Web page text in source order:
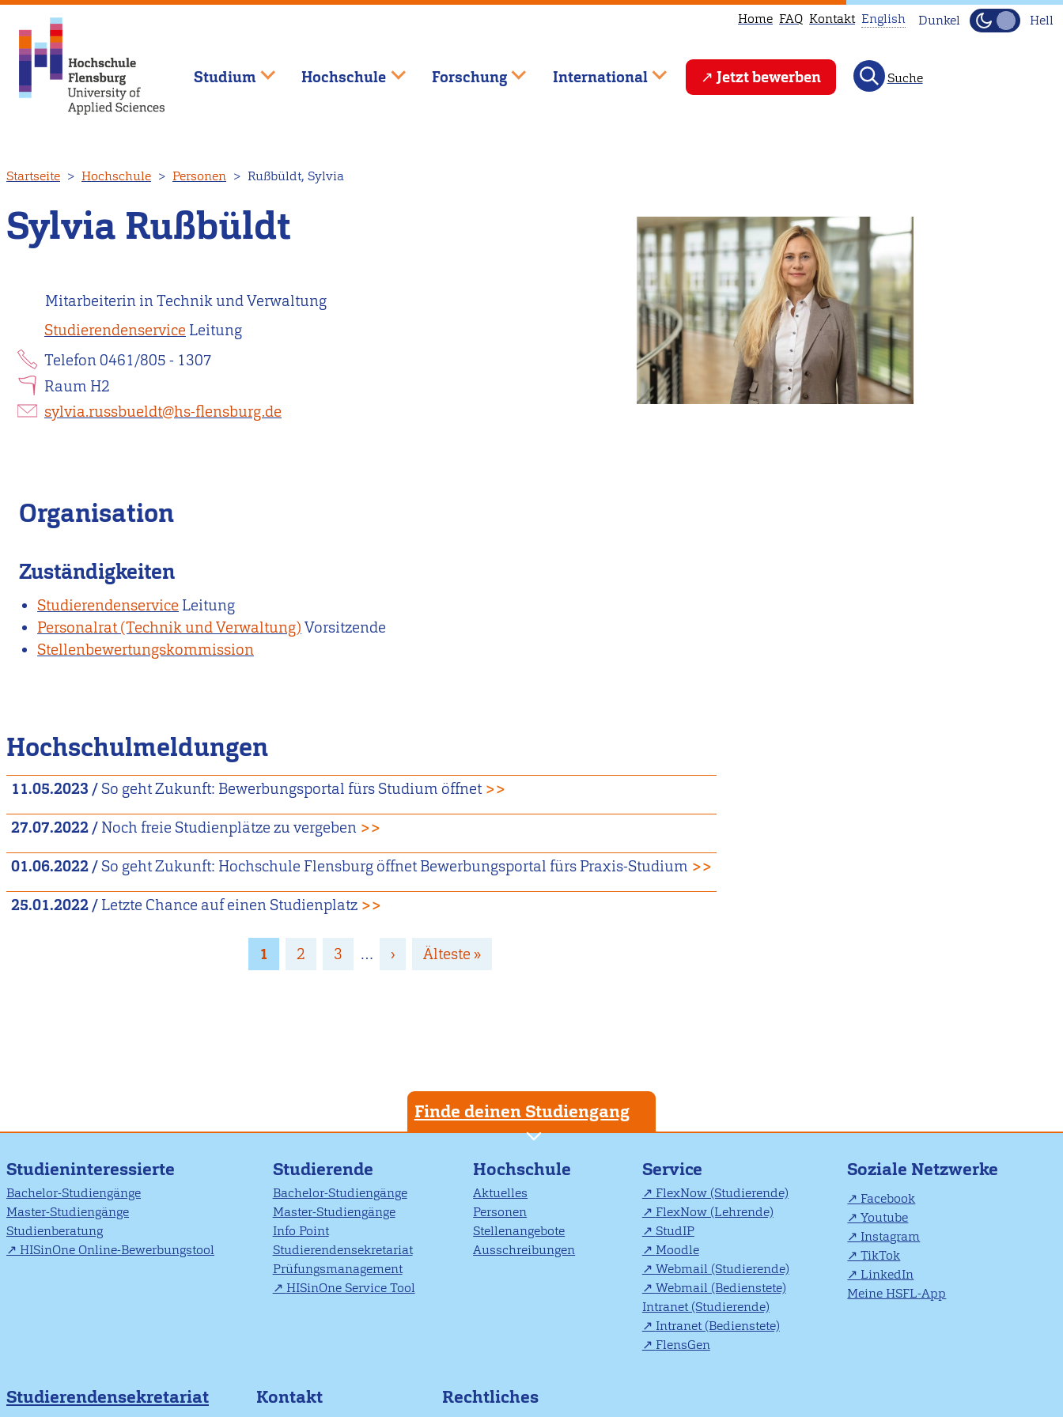
zum
Inhalt
Home FAQ Kontakt
This
page
Head
to
our
English
main
page
instead.
English Dunkel Hell
Studium Hochschule Forschung International Jetzt bewerben Suche
Startseite Hochschule Personen Rußbüldt, Sylvia
Sylvia Rußbüldt
Mitarbeiterin in Technik und Verwaltung
Studierendenservice Leitung
Telefon 0461/805 - 1307
Raum H2
sylvia.russbueldt@hs-flensburg.de
Organisation
Zuständigkeiten
Studierendenservice Leitung
Personalrat (Technik und Verwaltung) Vorsitzende
Stellenbewertungskommission
Hochschulmeldungen
11.05.2023 /So geht Zukunft: Bewerbungsportal fürs Studium öffnet >>
27.07.2022/ Noch freie Studienplätze zu vergeben >>
01.06.2022/So geht Zukunft: Hochschule Flensburg öffnet Bewerbungsportal fürs Praxis-Studium >>
25.01.2022/ Letzte Chance auf einen Studienplatz >>
Page
1 Page
2 Page
3 …
Nächste
›
Letzte
Älteste »
Finde deinen Studiengang
Studieninteressierte
Bachelor-Studiengänge
Master-Studiengänge
Studienberatung
HISinOne Online-Bewerbungstool
Studierende
Bachelor-Studiengänge
Master-Studiengänge
Info Point
Studierendensekretariat
Prüfungsmanagement
HISinOne Service Tool
Hochschule
Aktuelles
Personen
Stellenangebote
Ausschreibungen
Service
FlexNow (Studierende)
FlexNow (Lehrende)
StudIP
Moodle
Webmail (Studierende)
Webmail (Bedienstete)
Intranet (Studierende)
Intranet (Bedienstete)
FlensGen
Soziale Netzwerke
Facebook
Youtube
Instagram
TikTok
LinkedIn
Meine HSFL-App
Studierendensekretariat Kontakt Rechtliches